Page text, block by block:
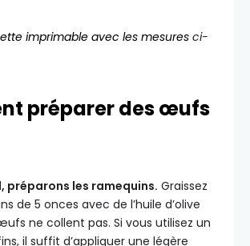
imprimable avec les mesures ci-
préparer des œufs
préparons les ramequins. Graissez
de 5 onces avec de l’huile d’olive
ne collent pas. Si vous utilisez un
il suffit d’appliquer une légère